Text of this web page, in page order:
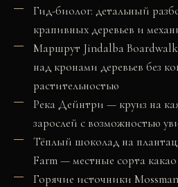
Гид-биолог: детальный
крапивных деревьев и
Маршрут Jindalba
над кронами деревьев без
растительностью
Река Дейнтри — круиз на
зарослей с возможностью
Тёплый шоколад на
Farm — местные сорта какао
Горячие источники